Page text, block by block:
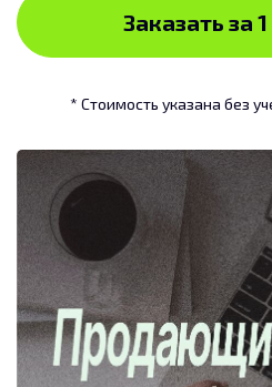
Заказать за
* Стоимость указана без